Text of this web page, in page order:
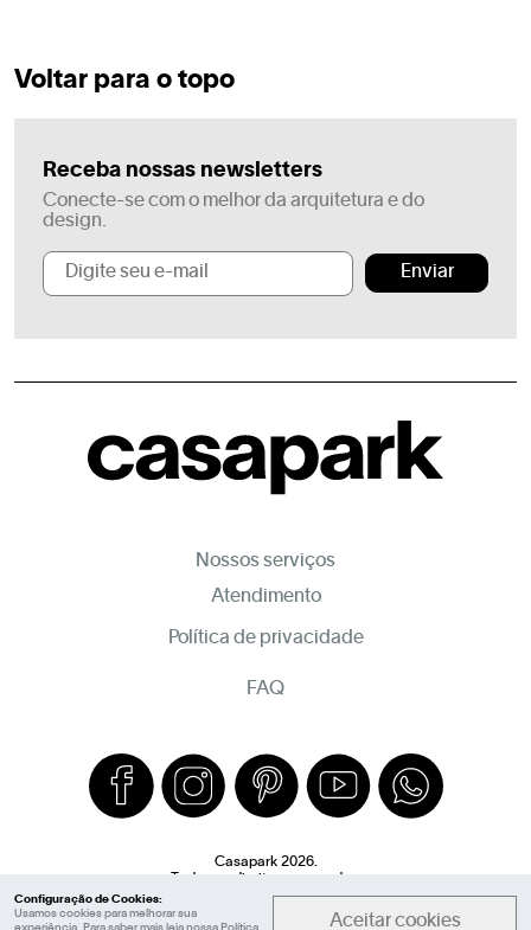
Configuração de Cookies:
Usamos cookies para melhorar sua
Aceitar cookies
Voltar para o topo
Receba nossas newsletters
Conecte-se com o melhor da arquitetura e do
design.
Enviar
Nossos serviços
Atendimento
Política de privacidade
FAQ
Casapark 2026.
Todos os direitos reservados.